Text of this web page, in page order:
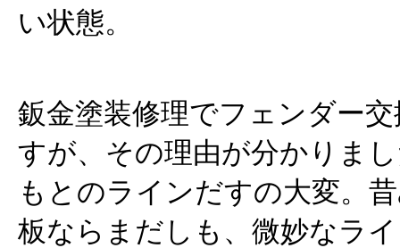
い状態。
鈑金塗装修理でフェンダー
すが、その理由が分かりま
もとのラインだすの大変。
板ならまだしも、微妙なラ